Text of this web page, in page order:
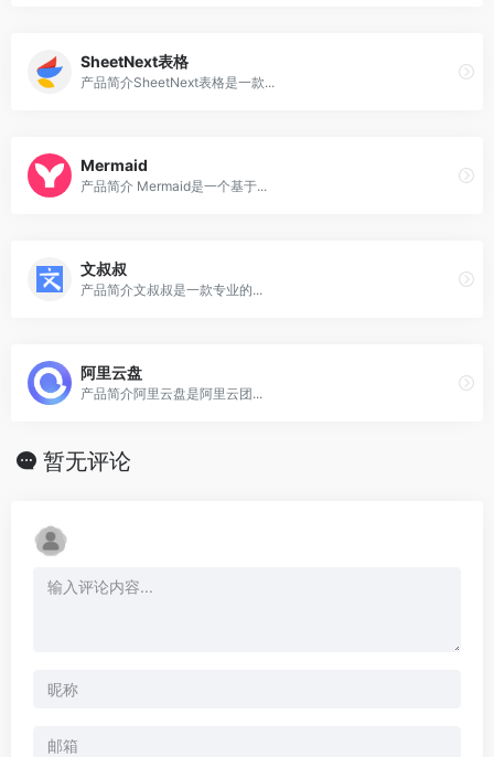
SheetNext表格
产品简介SheetNext表格是一款...
Mermaid
产品简介 Mermaid是一个基于...
文叔叔
产品简介文叔叔是一款专业的...
阿里云盘
产品简介阿里云盘是阿里云团...
暂无评论